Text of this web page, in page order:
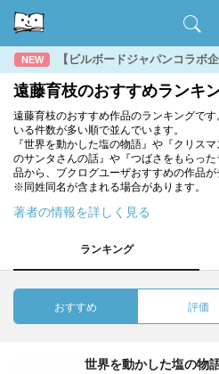
NEW 【ビルボードジャパンコラボ
遠藤育枝のおすすめランキ
遠藤育枝のおすすめ作品のランキングで
いる件数が多い順で並んでいます。
『世界を動かした塩の物語』や『クリス
のサンタさんの話』や『つばさをもらっ
品から、ブクログユーザおすすめの作品が
※同姓同名が含まれる場合があります。
著者の情報を詳しく見る
ランキング
おすすめ 評価
世界を動かした塩の物